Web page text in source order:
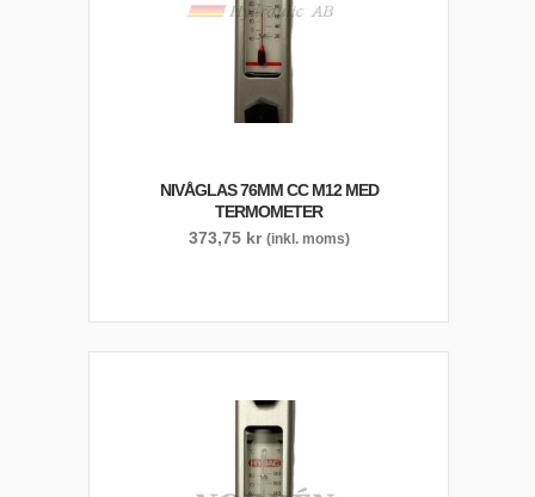
NIVÅGLAS 76MM CC M12 MED
TERMOMETER
373,75 kr (inkl. moms)